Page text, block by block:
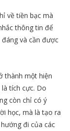
về tiền bạc mà
thông tin để
và cần được
thành một hiện
tích cực. Do
còn chỉ có ý
học, mà là tạo ra
đi của các